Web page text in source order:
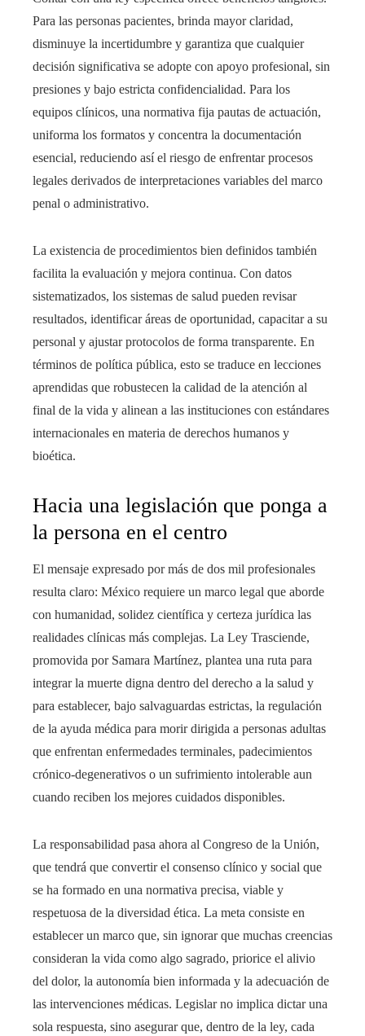
Para las personas pacientes, brinda mayor claridad,
disminuye la incertidumbre y garantiza que cualquier
decisión significativa se adopte con apoyo profesional, sin
presiones y bajo estricta confidencialidad. Para los
equipos clínicos, una normativa fija pautas de actuación,
uniforma los formatos y concentra la documentación
esencial, reduciendo así el riesgo de enfrentar procesos
legales derivados de interpretaciones variables del marco
penal o administrativo.
La existencia de procedimientos bien definidos también
facilita la evaluación y mejora continua. Con datos
sistematizados, los sistemas de salud pueden revisar
resultados, identificar áreas de oportunidad, capacitar a su
personal y ajustar protocolos de forma transparente. En
términos de política pública, esto se traduce en lecciones
aprendidas que robustecen la calidad de la atención al
final de la vida y alinean a las instituciones con estándares
internacionales en materia de derechos humanos y
bioética.
Hacia una legislación que ponga a
la persona en el centro
El mensaje expresado por más de dos mil profesionales
resulta claro: México requiere un marco legal que aborde
con humanidad, solidez científica y certeza jurídica las
realidades clínicas más complejas. La Ley Trasciende,
promovida por Samara Martínez, plantea una ruta para
integrar la muerte digna dentro del derecho a la salud y
para establecer, bajo salvaguardas estrictas, la regulación
de la ayuda médica para morir dirigida a personas adultas
que enfrentan enfermedades terminales, padecimientos
crónico-degenerativos o un sufrimiento intolerable aun
cuando reciben los mejores cuidados disponibles.
La responsabilidad pasa ahora al Congreso de la Unión,
que tendrá que convertir el consenso clínico y social que
se ha formado en una normativa precisa, viable y
respetuosa de la diversidad ética. La meta consiste en
establecer un marco que, sin ignorar que muchas creencias
consideran la vida como algo sagrado, priorice el alivio
del dolor, la autonomía bien informada y la adecuación de
las intervenciones médicas. Legislar no implica dictar una
sola respuesta, sino asegurar que, dentro de la ley, cada